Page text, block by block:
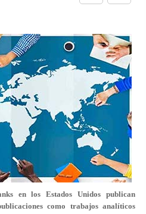
en los Estados Unidos publican
como trabajos analíticos